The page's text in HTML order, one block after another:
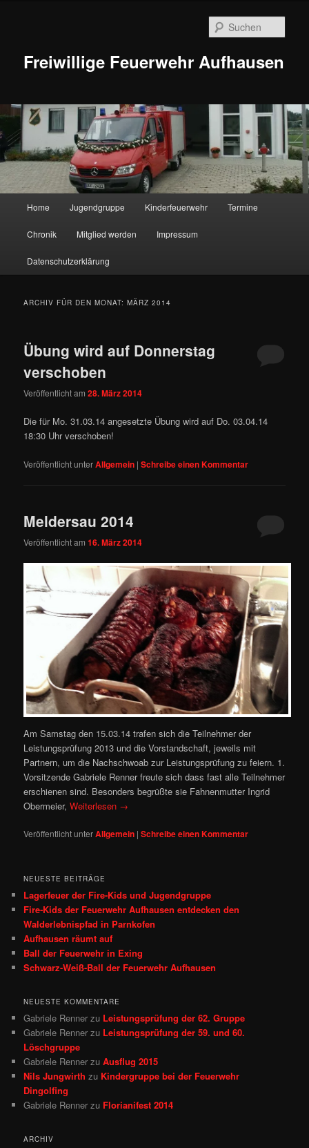
Freiwillige Feuerwehr Aufhausen
Home Jugendgruppe Kinderfeuerwehr Termine
Chronik Mitglied werden Impressum
Datenschutzerklärung
ARCHIV FÜR DEN MONAT:MÄRZ 2014
Übung wird auf Donnerstag
verschoben
Veröffentlicht am28. März 2014
Die für Mo. 31.03.14 angesetzte Übung wird auf Do. 03.04.14
18:30 Uhr verschoben!
Veröffentlicht unterAllgemein |Schreibe einen Kommentar
Meldersau 2014
Veröffentlicht am16. März 2014
Am Samstag den 15.03.14 trafen sich die Teilnehmer der
Leistungsprüfung 2013 und die Vorstandschaft, jeweils mit
Partnern, um die Nachschwoab zur Leistungsprüfung zu feiern. 1.
Vorsitzende Gabriele Renner freute sich dass fast alle Teilnehmer
erschienen sind. Besonders begrüßte sie Fahnenmutter Ingrid
Obermeier,Weiterlesen →
Veröffentlicht unterAllgemein |Schreibe einen Kommentar
NEUESTE BEITRÄGE
Lagerfeuer der Fire-Kids und Jugendgruppe
Fire‑Kids der Feuerwehr Aufhausen entdecken den
Walderlebnispfad in Parnkofen
Aufhausen räumt auf
Ball der Feuerwehr in Exing
Schwarz-Weiß-Ball der Feuerwehr Aufhausen
NEUESTE KOMMENTARE
Gabriele Renner zu Leistungsprüfung der 62. Gruppe
Gabriele Renner zu Leistungsprüfung der 59. und 60.
Löschgruppe
Gabriele Renner zuAusflug 2015
Nils Jungwirth zu Kindergruppe bei der Feuerwehr
Dingolfing
Gabriele Renner zu Florianifest 2014
ARCHIV